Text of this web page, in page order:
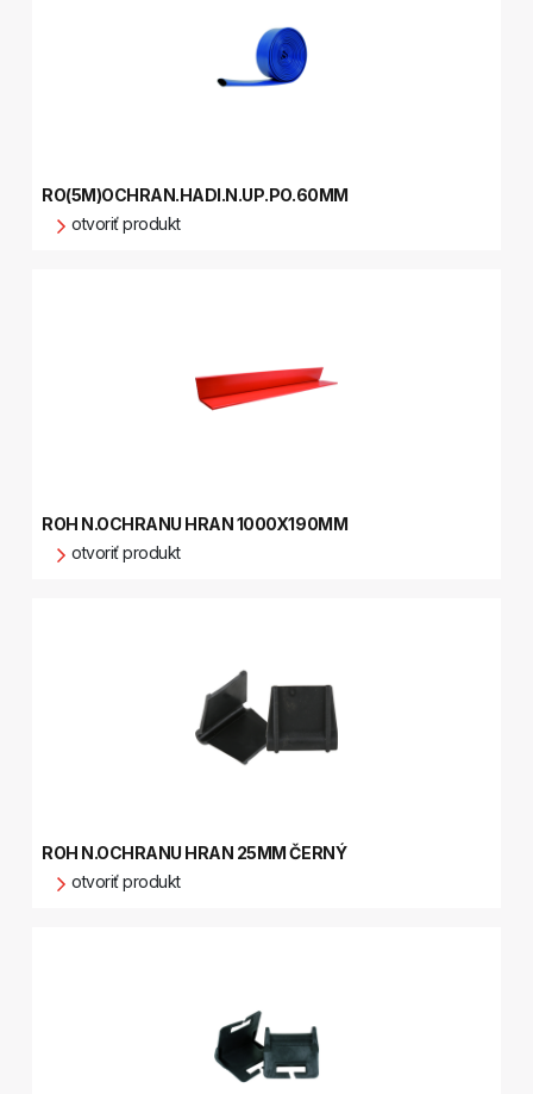
RO(5M)OCHRAN.HADI.N.UP.PO.60MM
otvoriť produkt
ROH N.OCHRANU HRAN 1000X190MM
otvoriť produkt
ROH N.OCHRANU HRAN 25MM ČERNÝ
otvoriť produkt